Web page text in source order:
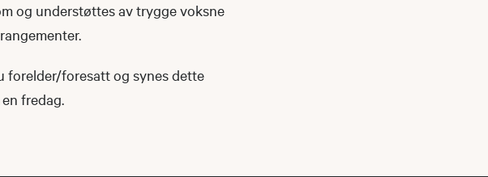
og understøttes av trygge voksne
forelder/foresatt og synes dette
fredag.